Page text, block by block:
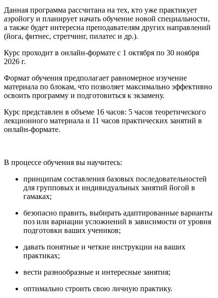
Данная программа рассчитана на тех, кто уже практикует
аэройогу и планирует начать обучение новой специальности,
а также будет интересна преподавателям других направлений
(йога, фитнес, стретчинг, пилатес и др.).
Курс проходит в онлайн-формате с 1 октября по 30 ноября
2026 г.
Формат обучения предполагает равномерное изучение
материала по блокам, что позволяет максимально эффективно
освоить программу и подготовиться к экзамену.
Курс представлен в объеме 16 часов: 5 часов теоретического
лекционного материала и 11 часов практических занятий в
онлайн-формате.
В процессе обучения вы научитесь:
принципам составления базовых последовательностей
для групповых и индивидуальных занятий йогой в
гамаках;
безопасно править, выбирать адаптированные варианты
поз или вариации усложнений в зависимости от уровня
подготовки ваших учеников;
давать понятные и четкие инструкции на ваших
практиках;
вести разнообразные и интересные занятия;
оптимально строить свою личную практику.